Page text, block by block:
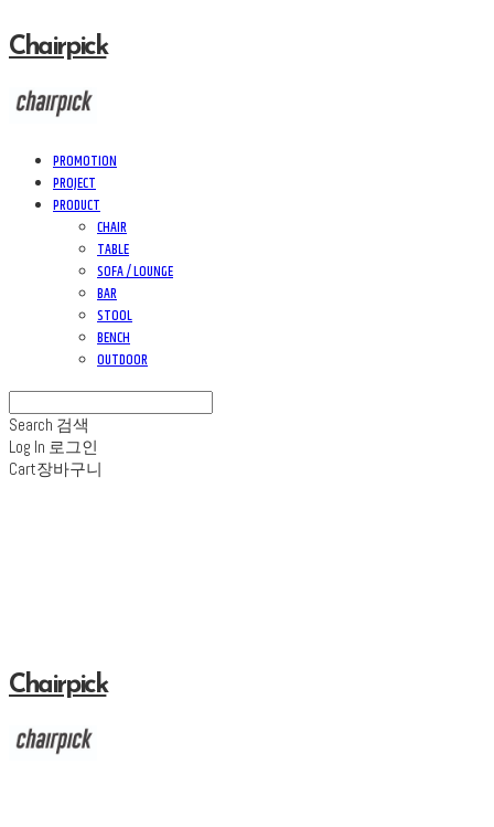
Chairpick
PROMOTION
PROJECT
PRODUCT
CHAIR
TABLE
SOFA / LOUNGE
BAR
STOOL
BENCH
OUTDOOR
Search 검색
Log In 로그인
Cart장바구니
Chairpick